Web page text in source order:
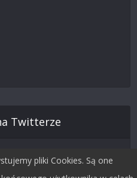
Twitterze
pliki Cookies. Są one